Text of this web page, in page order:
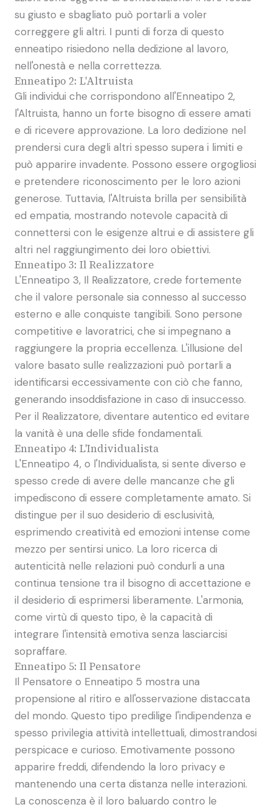
su giusto e sbagliato può portarli a voler
correggere gli altri. I punti di forza di questo
enneatipo risiedono nella dedizione al lavoro,
nell'onestà e nella correttezza.
Enneatipo 2: L'Altruista
Gli individui che corrispondono all'Enneatipo 2,
l'Altruista, hanno un forte bisogno di essere amati
e di ricevere approvazione. La loro dedizione nel
prendersi cura degli altri spesso supera i limiti e
può apparire invadente. Possono essere orgogliosi
e pretendere riconoscimento per le loro azioni
generose. Tuttavia, l'Altruista brilla per sensibilità
ed empatia, mostrando notevole capacità di
connettersi con le esigenze altrui e di assistere gli
altri nel raggiungimento dei loro obiettivi.
Enneatipo 3: Il Realizzatore
L'Enneatipo 3, Il Realizzatore, crede fortemente
che il valore personale sia connesso al successo
esterno e alle conquiste tangibili. Sono persone
competitive e lavoratrici, che si impegnano a
raggiungere la propria eccellenza. L'illusione del
valore basato sulle realizzazioni può portarli a
identificarsi eccessivamente con ciò che fanno,
generando insoddisfazione in caso di insuccesso.
Per il Realizzatore, diventare autentico ed evitare
la vanità è una delle sfide fondamentali.
Enneatipo 4: L'Individualista
L'Enneatipo 4, o l'Individualista, si sente diverso e
spesso crede di avere delle mancanze che gli
impediscono di essere completamente amato. Si
distingue per il suo desiderio di esclusività,
esprimendo creatività ed emozioni intense come
mezzo per sentirsi unico. La loro ricerca di
autenticità nelle relazioni può condurli a una
continua tensione tra il bisogno di accettazione e
il desiderio di esprimersi liberamente. L'armonia,
come virtù di questo tipo, è la capacità di
integrare l'intensità emotiva senza lasciarcisi
sopraffare.
Enneatipo 5: Il Pensatore
Il Pensatore o Enneatipo 5 mostra una
propensione al ritiro e all'osservazione distaccata
del mondo. Questo tipo predilige l'indipendenza e
spesso privilegia attività intellettuali, dimostrandosi
perspicace e curioso. Emotivamente possono
apparire freddi, difendendo la loro privacy e
mantenendo una certa distanza nelle interazioni.
La conoscenza è il loro baluardo contro le